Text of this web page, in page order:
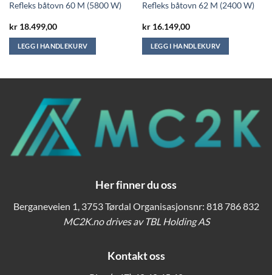
Refleks båtovn 60 M (5800 W)
kr18.499,00
LEGG I HANDLEKURV
Refleks båtovn 62 M (2400 W)
kr16.149,00
LEGG I HANDLEKURV
Her finner du oss
Berganeveien 1, 3753 Tørdal Organisasjonsnr: 818 786 832
MC2K.no drives av TBL Holding AS
Kontakt oss